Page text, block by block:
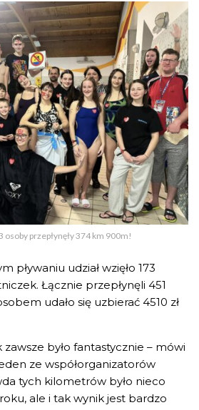
osoby przepłynęły 374 km 900m!
pływaniu udział wzięło 173
Łącznie przepłynęli 451
udało się uzbierać 4510 zł
było fantastycznie – mówi
ze współorganizatorów
tych kilometrów było nieco
ale i tak wynik jest bardzo